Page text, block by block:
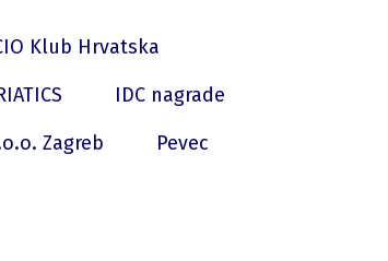
Klub Hrvatska
IDC nagrade
Zagreb Pevec